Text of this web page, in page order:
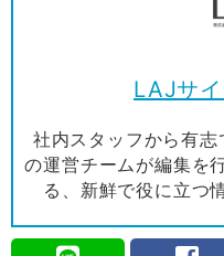
LAJサ
社内スタッフから有
の運営チームが編集を
る、新鮮で役に立つ